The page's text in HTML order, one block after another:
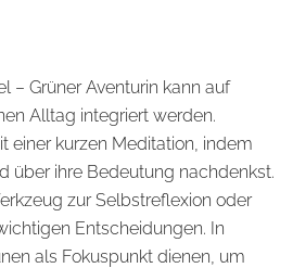
– Grüner Aventurin kann auf
Alltag integriert werden.
einer kurzen Meditation, indem
über ihre Bedeutung nachdenkst.
zur Selbstreflexion oder
Entscheidungen. In
als Fokuspunkt dienen, um